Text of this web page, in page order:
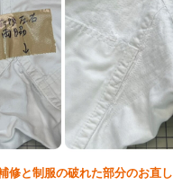
修と制服の破れた部分のお直し